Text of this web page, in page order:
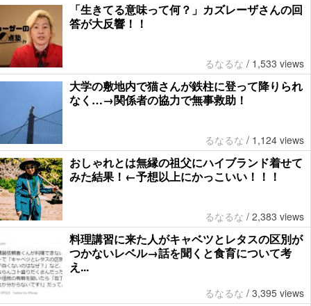
「生きてる意味って何？」カズレーザさんの回
答が大反響！！
るなるな / 1,533 views
大学の敷地内で猫さんが鉄柱に登って降りられ
なく…→関係者の協力で無事救助！
るなるな / 1,124 views
おしゃれとは無縁の祖父にハイブランド着せて
みた結果！←予想以上にかっこいい！！！
るなるな / 2,383 views
料理講習に来た人がキャベツとレタスの区別が
つかないレベル→話を聞くと食育について考
え...
るなるな / 3,395 views